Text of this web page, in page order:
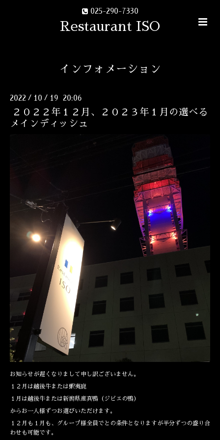
025-290-7330
Restaurant ISO
インフォメーション
2022 / 10 / 19 20:06
２０２２年１２月、２０２３年１月の選べる
メインディッシュ
お知らせが遅くなりまして申し訳ございません。
１２月は越後牛または蝦夷鹿
１月は越後牛または新潟県産真鴨（ジビエの鴨）
からお一人様ずつお選びいただけます。
１２月も１月も、グループ様全員でとの条件となりますが半分ずつの盛り合
わせも可能です。